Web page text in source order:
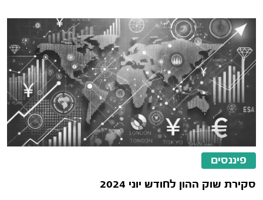
פיננסים
סקירת שוק ההון לחודש יוני 2024